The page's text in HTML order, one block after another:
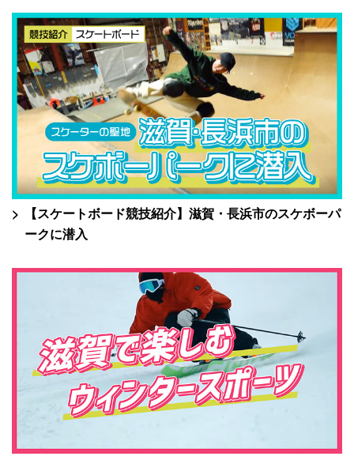
【スケートボード競技紹介】滋賀・長浜市のスケボーパ
ークに潜入